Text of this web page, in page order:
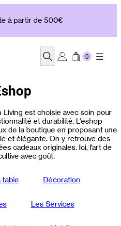
à partir de 500€
Recherche
est choisie avec soin pour
et durabilité. L’eshop
de la boutique en proposant une
et élégante. On y retrouve des
cadeaux originales. Ici, l’art de
avec goût.
table Décoration
Les Services